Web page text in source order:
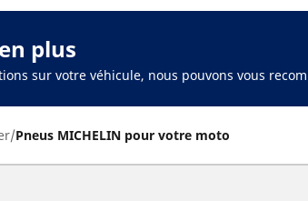
plus
sur votre véhicule, nous pouvons vous
Pneus MICHELIN pour votre moto